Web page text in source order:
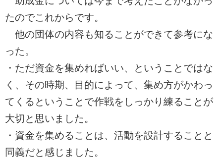
たのでこれからです。
他の団体の内容も知ることができて参考にな
った。
・ただ資金を集めればいい、ということではな
く、その時期、目的によって、集め方がかわっ
てくるということで作戦をしっかり練ることが
大切と思いました。
・資金を集めることは、活動を設計することと
同義だと感じました。